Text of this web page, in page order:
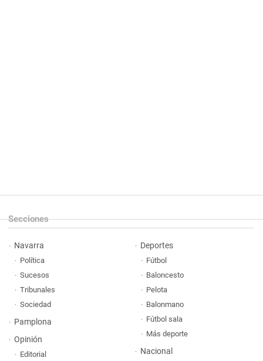
Secciones
Navarra
Política
Sucesos
Tribunales
Sociedad
Pamplona
Opinión
Editorial
Deportes
Fútbol
Baloncesto
Pelota
Balonmano
Fútbol sala
Más deporte
Nacional